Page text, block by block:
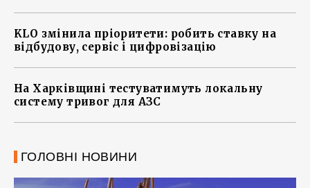
KLO змінила пріоритети: робить ставку на
відбудову, сервіс і цифровізацію
На Харківщині тестуватимуть локальну
систему тривог для АЗС
ГОЛОВНІ НОВИНИ